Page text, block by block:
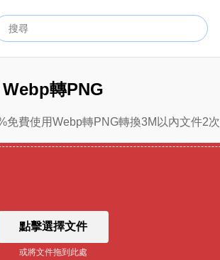
Webp轉PNG
免費使用Webp轉PNG轉換3M以內文件2次
點擊選擇文件
或將文件拖到此處